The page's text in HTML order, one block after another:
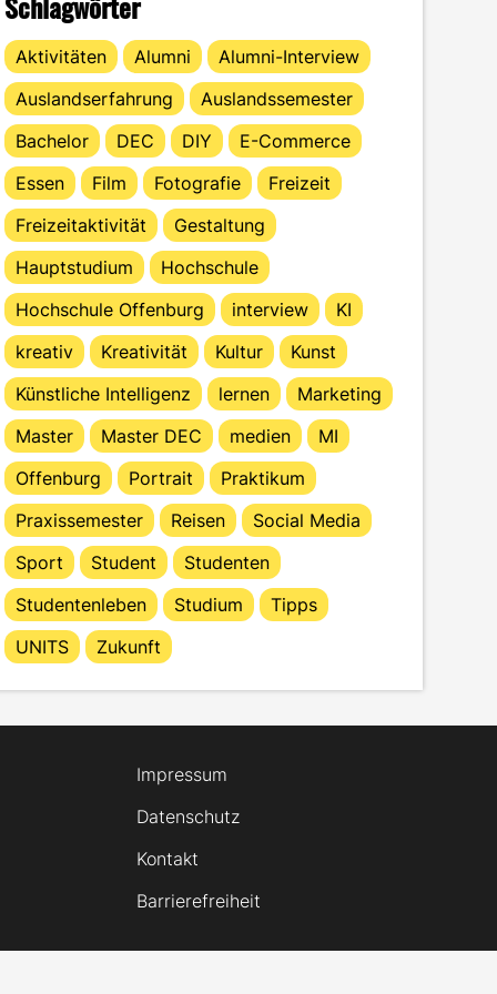
Aktivitäten Alumni
Alumni-Interview
Auslandserfahrung
Auslandssemester
Bachelor
DEC DIY
E-Commerce
Essen
Film Fotografie
Freizeit
Freizeitaktivität
Gestaltung
Hauptstudium
Hochschule
Hochschule Offenburg
interview
KI
kreativ
Kreativität Kultur
Kunst
Künstliche Intelligenz
lernen
Marketing
Master
Master DEC medien
MI
Offenburg
Portrait
Praktikum
Praxissemester
Reisen
Social Media
Sport
Student
Studenten
Studentenleben
Studium
Tipps
UNITS
Zukunft
Impressum
Datenschutz
Kontakt
Barrierefreiheit